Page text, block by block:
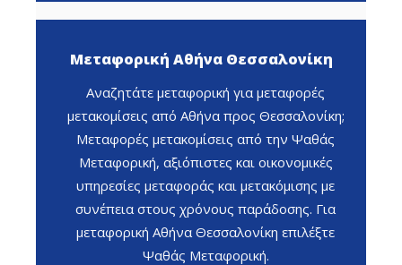
Μεταφορική Αθήνα Θεσσαλονίκη
Αναζητάτε μεταφορική για μεταφορές
μετακομίσεις από Αθήνα προς Θεσσαλονίκη;
Μεταφορές μετακομίσεις από την Ψαθάς
Μεταφορική, αξιόπιστες και οικονομικές
υπηρεσίες μεταφοράς και μετακόμισης με
συνέπεια στους χρόνους παράδοσης. Για
μεταφορική Αθήνα Θεσσαλονίκη επιλέξτε
Ψαθάς Μεταφορική.